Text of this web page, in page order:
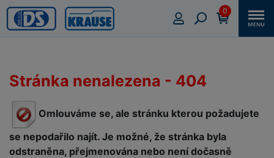
0
Stránka nenalezena - 404
Omlouváme se, ale stránku kterou požadujete
se nepodařilo najít. Je možné, že stránka byla
odstraněna, přejmenována nebo není dočasně